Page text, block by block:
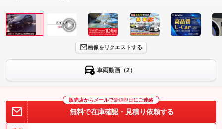
画像をリクエストする
車両動画（2）
販売店からメールで最短即日 にご連絡
無料で在庫確認・見積り依頼する